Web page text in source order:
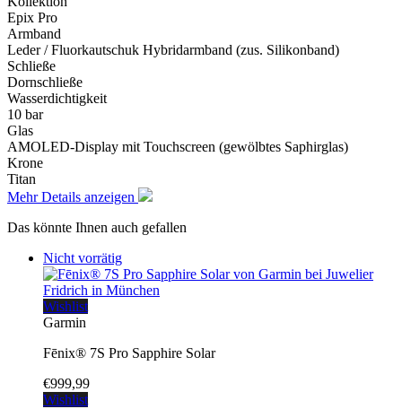
Epix Pro
Armband
Leder / Fluorkautschuk Hybridarmband (zus. Silikonband)
Schließe
Dornschließe
Wasserdichtigkeit
10 bar
Glas
AMOLED-Display mit Touchscreen (gewölbtes Saphirglas)
Krone
Titan
Mehr Details anzeigen
Das könnte Ihnen auch gefallen
Nicht vorrätig
Wishlist
Garmin
Fēnix® 7S Pro Sapphire Solar
€999,99
Wishlist